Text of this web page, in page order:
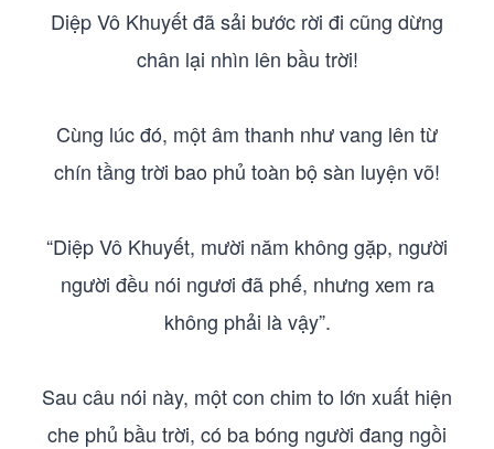
Diệp Vô Khuyết đã sải bước rời đi cũng dừng
chân lại nhìn lên bầu trời!
Cùng lúc đó, một âm thanh như vang lên từ
chín tầng trời bao phủ toàn bộ sàn luyện võ!
“Diệp Vô Khuyết, mười năm không gặp, người
người đều nói ngươi đã phế, nhưng xem ra
không phải là vậy”.
Sau câu nói này, một con chim to lớn xuất hiện
che phủ bầu trời, có ba bóng người đang ngồi